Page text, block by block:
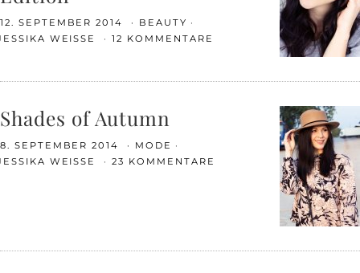
12. SEPTEMBER 2014
BEAUTY
WEISSE
12 KOMMENTARE
Shades of Autumn
8. SEPTEMBER 2014
MODE
WEISSE
23 KOMMENTARE